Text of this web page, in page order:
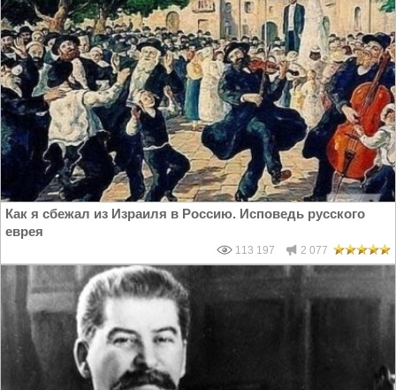
Как я сбежал из Израиля в Россию. Исповедь русского
еврея
113 197 2 077